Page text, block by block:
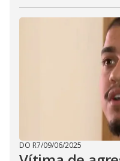
DO R7/09/06/2025